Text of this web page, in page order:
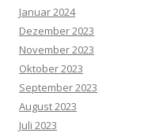
Januar 2024
Dezember 2023
November 2023
Oktober 2023
September 2023
August 2023
Juli 2023